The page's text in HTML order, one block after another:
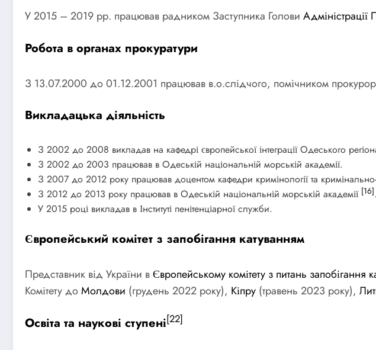
У 2015 – 2019 рр. працював радником Заступника Голови Адміністрації
Робота в органах прокуратури
З 13.07.2000 до 01.12.2001 працював в.о.слідчого, помічником
Викладацька діяльність
З 2002 до 2008 викладав на кафедрі європейської інтеграції Одеського
З 2002 до 2003 працював в Одеській національній морській академії.
З 2007 до 2012 року працював доцентом кафедри кримінології та
З 2012 до 2013 року працював в Одеській національній морській академії [16].
У 2015 році викладав в Інституті пенітенціарної служби.
Європейський комітет з запобігання катуванням
Представник від України вЄвропейському комітету з питань запобігання
Комітету доМолдови (грудень 2022 року), Кіпру (травень 2023 року),
Освіта та наукові ступені[22]